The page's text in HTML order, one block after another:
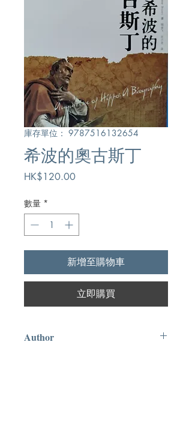
庫存單位： 9787516132654
希波的奧古斯丁
HK$120.00價
數量 *
新增至購物車
立即購買
Author